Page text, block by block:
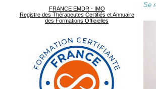
FRANCE EMDR - IMO
Registre des Thérapeutes Certifiés et Annuaire
des Formations Officielles
Se